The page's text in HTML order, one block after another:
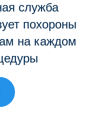
служба
похороны
на каждом